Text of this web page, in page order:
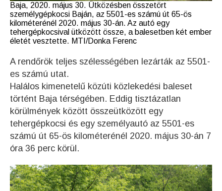
Baja, 2020. május 30. Ütközésben összetört
személygépkocsi Baján, az 5501-es számú út 65-ös
kilométerénél 2020. május 30-án. Az autó egy
tehergépkocsival ütközött össze, a balesetben két ember
életét vesztette. MTI/Donka Ferenc
A rendőrök teljes szélességében lezárták az 5501-
es számú utat.
Halálos kimenetelű közúti közlekedési baleset
történt Baja térségében. Eddig tisztázatlan
körülmények között összeütközött egy
tehergépkocsi és egy személyautó az 5501-es
számú út 65-ös kilométerénél 2020. május 30-án 7
óra 36 perc körül.